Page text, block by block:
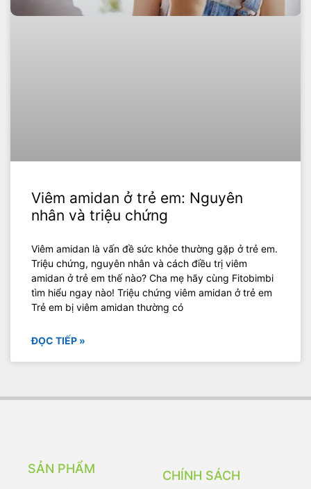
Viêm amidan ở trẻ em: Nguyên
nhân và triệu chứng
Viêm amidan là vấn đề sức khỏe thường gặp ở trẻ em.
Triệu chứng, nguyên nhân và cách điều trị viêm
amidan ở trẻ em thế nào? Cha mẹ hãy cùng Fitobimbi
tìm hiểu ngay nào! Triệu chứng viêm amidan ở trẻ em
Trẻ em bị viêm amidan thường có
ĐỌC TIẾP »
SẢN PHẨM CHÍNH SÁCH